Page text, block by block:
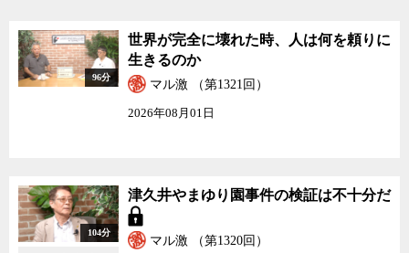
96分
世界が完全に壊れた時、人は何を頼りに
生きるのか
マル激 （第1321回）
2026年08月01日
104分
津久井やまゆり園事件の検証は不十分だ
マル激 （第1320回）